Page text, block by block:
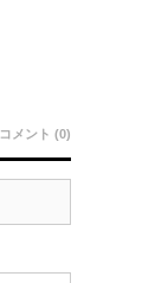
コメント (0)